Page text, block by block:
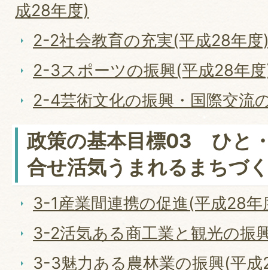
成28年度)
2-2社会教育の充実(平成28年度
2-3スポーツの振興(平成28年
2-4芸術文化の振興・国際交流
政策の基本目標03 ひと
合せ活気うまれるまちづ
3-1産業間連携の促進(平成28年
3-2活気ある商工業と観光の振
3-3魅力ある農林業の振興(平